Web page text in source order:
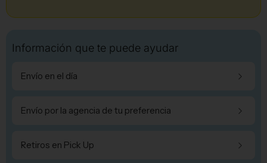
Información que te puede ayudar
Envío en el día
Envío por la agencia de tu preferencia
Retiros en Pick Up